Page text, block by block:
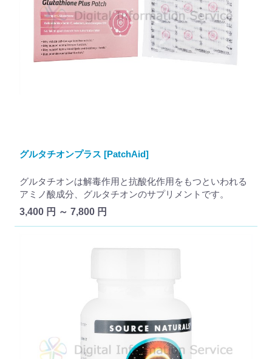
グルタチオンプラス [PatchAid]
グルタチオンは解毒作用と抗酸化作用をもつといわれる
アミノ酸成分、グルタチオンのサプリメントです。
3,400 円 ～ 7,800 円